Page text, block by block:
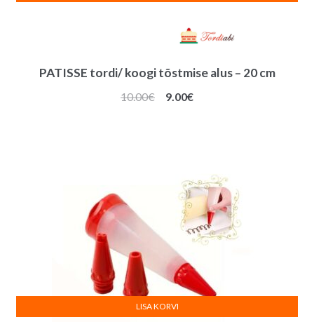
PATISSE tordi/ koogi tõstmise alus – 20 cm
10.00€
Algne
9.00€Praegune
LISA KORVI